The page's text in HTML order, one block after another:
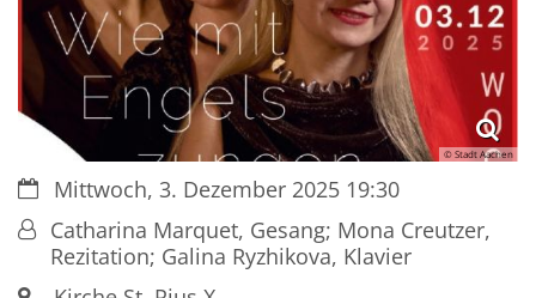
© Stadt Aachen
Datum:Mittwoch, 3. Dezember 2025 19:30
Von:Catharina Marquet, Gesang; Mona Creutzer,
Rezitation; Galina Ryzhikova, Klavier